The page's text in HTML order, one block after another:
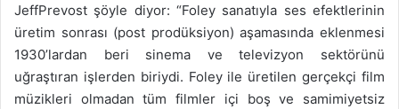
JeffPrevost şöyle diyor: “Foley sanatıyla ses efektlerinin
üretim sonrası (post prodüksiyon) aşamasında eklenmesi
1930’lardan beri sinema ve televizyon sektörünü
uğraştıran işlerden biriydi. Foley ile üretilen gerçekçi film
müzikleri olmadan tüm filmler içi boş ve samimiyetsiz